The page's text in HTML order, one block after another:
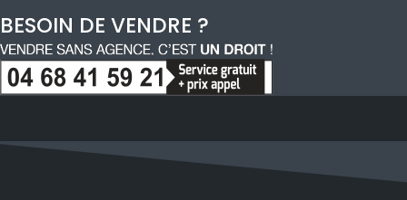
BESOIN DE VENDRE ?